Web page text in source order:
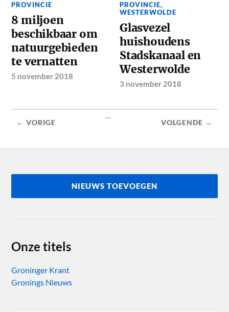
PROVINCIE
8 miljoen
beschikbaar om
natuurgebieden
te vernatten
5 november 2018
PROVINCIE,
WESTERWOLDE
Glasvezel
huishoudens
Stadskanaal en
Westerwolde
3 november 2018
← VORIGE
...
VOLGENDE →
NIEUWS TOEVOEGEN
Onze titels
Groninger Krant
Gronings Nieuws